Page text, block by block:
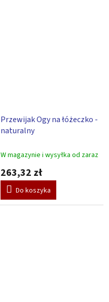
Przewijak Ogy na łóżeczko -
naturalny
W magazynie i wysyłka od zaraz
263,32 zł
Do koszyka